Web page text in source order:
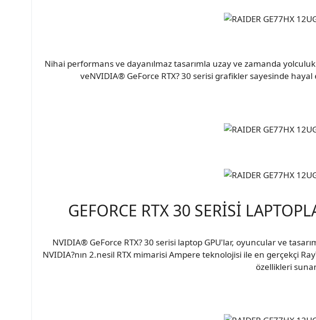
Nihai performans ve dayanılmaz tasarımla uzay ve zamanda
veNVIDIA® GeForce RTX? 30 serisi grafikler sayesinde
GEFORCE RTX 30 SERİSİ
NVIDIA® GeForce RTX? 30 serisi laptop GPU'lar, oyuncular ve
NVIDIA?nın 2.nesil RTX mimarisi Ampere teknolojisi ile en gerçekçi
özellikleri